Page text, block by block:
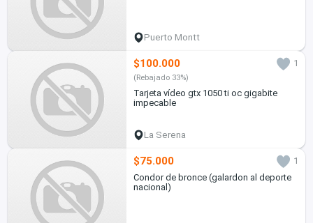
Puerto Montt
$100.000 1
(Rebajado 33%)
Tarjeta vídeo gtx 1050 ti oc gigabite
impecable
La Serena
$75.000
1
Condor de bronce (galardon al deporte
nacional)